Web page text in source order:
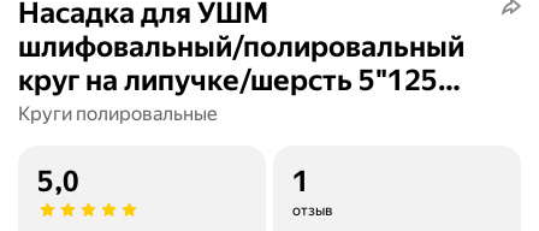
Насадка для УШМ
шлифовальный/полировальный
круг на липучке/шерсть 5"125
JIBLI
Круги полировальные
5,0 1
отзыв